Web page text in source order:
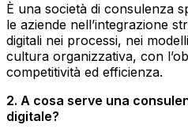
È una società di consulenza
le aziende nell’integrazione
digitali nei processi, nei
cultura organizzativa, con
competitività ed efficienza.
2. A cosa serve una
digitale?